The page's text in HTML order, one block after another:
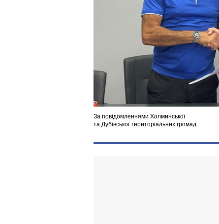
За повідомленнями Холминської
та Дубівської територіальних громад